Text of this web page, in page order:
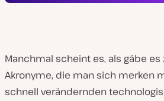
Manchmal scheint es, als gäbe es
Akronyme, die man sich merken
schnell verändernden